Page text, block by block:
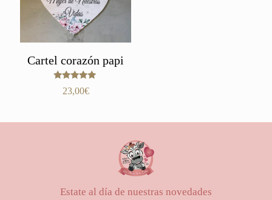
Cartel corazón papi
Valorado
con
23,00€
Estate al día de nuestras novedades